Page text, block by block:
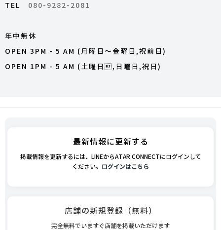
TEL 080-9282-2081
​年中無休
OPEN 3PM - 5 AM (月曜日〜金曜日,祝前日)
OPEN 1PM - 5 AM (土曜日,日曜日,祝日)
最新情報に更新する
掲載情報を更新するには、LINEからATAR CONNECTにログインして
ください。 ログインはこちら
店舗の新規登録（無料）
完全無料でいますぐ店舗を掲載いただけます